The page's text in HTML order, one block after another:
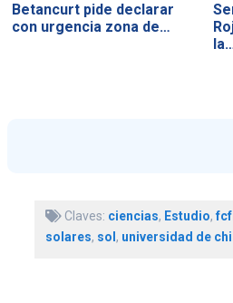
Betancurt pide declarar
con urgencia zona de…
Claves: ciencias, Estudio,
solares, sol, universidad de